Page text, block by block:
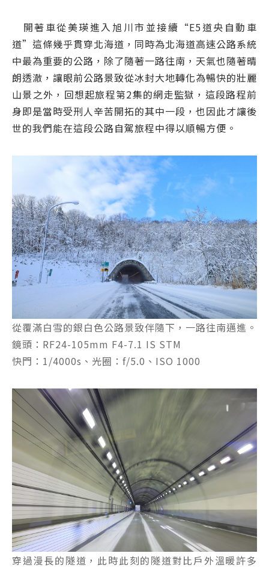
開著車從美瑛進入旭川市並接續“E5道央自動車
道”這條幾乎貫穿北海道，同時為北海道高速公路系統
中最為重要的公路，除了隨著一路往南，天氣也隨著晴
朗透澈，讓眼前公路景致從冰封大地轉化為暢快的壯麗
山景之外，回想起旅程第2集的網走監獄，這段路程前
身即是當時受刑人辛苦開拓的其中一段，也因此才讓後
世的我們能在這段公路自駕旅程中得以順暢方便。
從覆滿白雪的銀白色公路景致伴隨下，一路往南邁進。
鏡頭：RF24-105mm F4-7.1 IS STM
快門：1/4000s、光圈：f/5.0、ISO 1000
穿過漫長的隧道，此時此刻的隧道對比戶外溫暖許多